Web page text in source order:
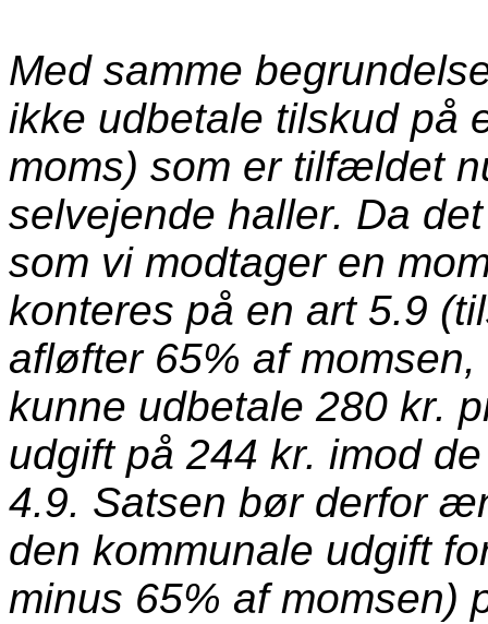
Med samme
ikke udbetale tilskud på
moms) som er tilfældet
selvejende haller. Da
som vi modtager en
konteres på en art 5.9
afløfter 65% af
kunne udbetale 280 kr.
udgift på 244 kr. imod
4.9. Satsen bør derfor
den kommunale udgift
minus 65% af momsen)